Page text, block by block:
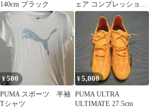
140cm ブラック
ェア コンプレッション
モックネック レディ
ース S
¥500
PUMA スポーツ 半袖
Tシャツ
¥5,000
PUMA ULTRA
ULTIMATE 27.5cm